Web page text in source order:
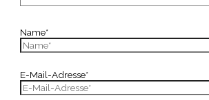
Name*
E-Mail-Adresse*